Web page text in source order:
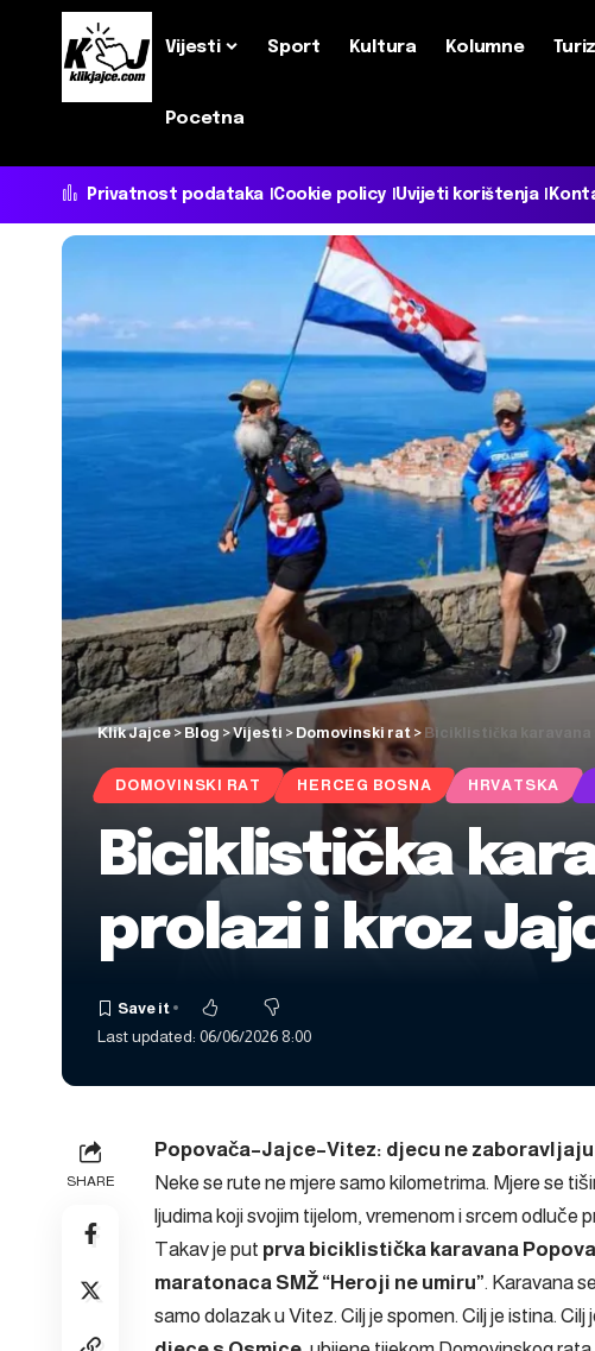
Vijesti Sport Kultura Kolumne
Pocetna
Privatnost podataka Cookie policy Uvijeti korištenja
Klik Jajce > Blog >Vijesti > Domovinski rat > Biciklistička
DOMOVINSKI RAT HERCEG BOSNA HRVATSKA
Biciklistička
prolazi i kroz
Last updated: 06/06/2026 8:00
SHARE
Popovača–Jajce–Vitez: djecu ne zaboravljaju
Neke se rute ne mjere samo kilometrima. Mjere se
ljudima koji svojim tijelom, vremenom i srcem odluče
Takav je put prva biciklistička karavana
maratonaca SMŽ “Heroji ne umiru”. Karavana
samo dolazak u Vitez. Cilj je spomen. Cilj je istina.